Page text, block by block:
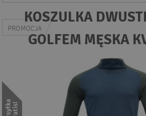
KOSZULKA
GOLFEM MĘSKA